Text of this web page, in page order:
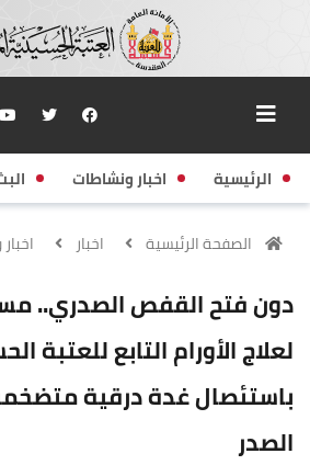
الرئيسية اخبار ونشاطات
الصفحة الرئيسية اخبار
دون فتح القفص الصدري..
لعلاج الأورام التابع للعتبة
باستئصال غدة درقية
الصدر